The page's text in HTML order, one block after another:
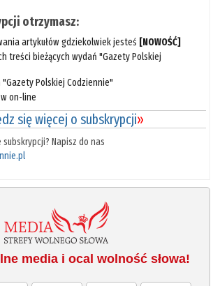
otrzymasz:
artykułów gdziekolwiek jesteś [NOWOŚĆ]
treści bieżących wydań "Gazety Polskiej
"Gazety Polskiej Codziennie"
on-line
się więcej o subskrypcji»
Napisz do nas
media i ocal wolność słowa!